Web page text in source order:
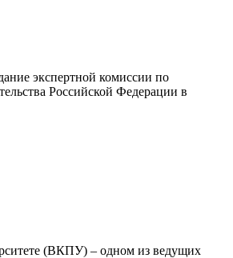
экспертной комиссии по
Российской Федерации в
(ВКПУ) – одном из ведущих